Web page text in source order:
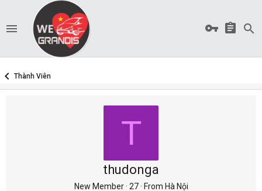
Thành Viên
T
thudonga
New Member · 27· From Hà Nội